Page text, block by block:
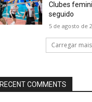
Clubes
seguido
5 de agosto de
Carregar mais
RECENT COMMENTS